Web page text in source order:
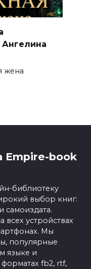
Ангелина
жена
Empire-book
библиотеку
выбор книг:
самоиздата.
устройствах
Мы
популярные
языке и
fb2, rtf,